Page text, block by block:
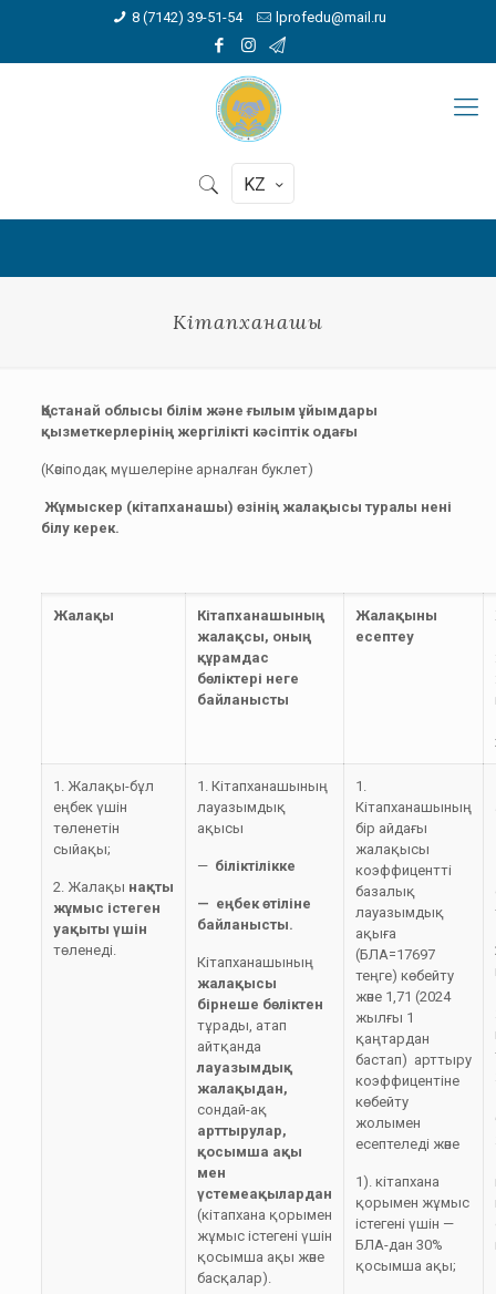
8 (7142) 39-51-54 lprofedu@mail.ru
KZ
Кітапханашы
Қостанай облысы білім және ғылым ұйымдары
қызметкерлерінің жергілікті кәсіптік одағы
(Кәсіподақ мүшелеріне арналған буклет)
Жұмыскер (кітапханашы) өзінің жалақысы туралы нені
білу керек.
Жалақы
Кітапханашының
жалақсы, оның
құрамдас
бөліктері неге
байланысты
Жалақыны
есептеу
1. Жалақы-бұл
еңбек үшін
төленетін
сыйақы;
2. Жалақы нақты
жұмыс істеген
уақыты үшін
төленеді.
1. Кітапханашының
лауазымдық
ақысы
— біліктілікке
— еңбек өтіліне
байланысты.
Кітапханашының
жалақысы
бірнеше бөліктен
тұрады, атап
айтқанда
лауазымдық
жалақыдан,
сондай-ақ
арттырулар,
қосымша ақы
мен
үстемеақылардан
(кітапхана қорымен
жұмыс істегені үшін
қосымша ақы және
басқалар).
1.
Кітапханашының
бір айдағы
жалақысы
коэффицентті
базалық
лауазымдық
ақыға
(БЛА=17697
теңге) көбейту
және 1,71 (2024
жылғы 1
қаңтардан
бастап) арттыру
коэффицентіне
көбейту
жолымен
есептеледі және
1). кітапхана
қорымен жұмыс
істегені үшін —
БЛА-дан 30%
қосымша ақы;